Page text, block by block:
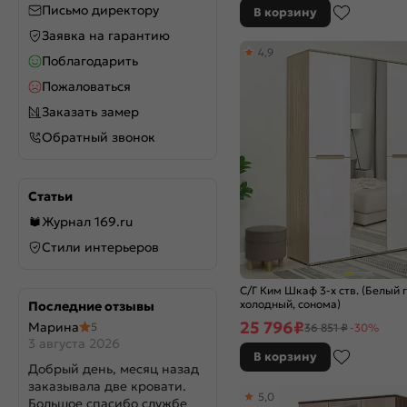
Письмо директору
Заявка на гарантию
Поблагодарить
Пожаловаться
Заказать замер
Обратный звонок
Статьи
Журнал 169.ru
Стили интерьеров
Последние отзывы
Марина
5
3 августа 2026
Добрый день, месяц назад
заказывала две кровати.
Большое спасибо службе
В корзину
С/Г Ким Шкаф 3-х ств. (Белый
холодный, сонома)
4,9
25 796₽36 851 ₽ -30%
В корзину
5,0